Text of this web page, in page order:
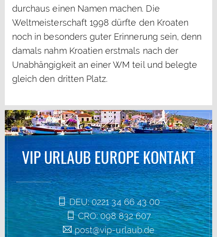
durchaus einen Namen machen. Die
Weltmeisterschaft 1998 dürfte den Kroaten
noch in besonders guter Erinnerung sein, denn
damals nahm Kroatien erstmals nach der
Unabhängigkeit an einer WM teil und belegte
gleich den dritten Platz.
VIP URLAUB EUROPE KONTAKT
DEU: 0221 34 66 43 00
CRO: 098 832 607
post@vip-urlaub.de